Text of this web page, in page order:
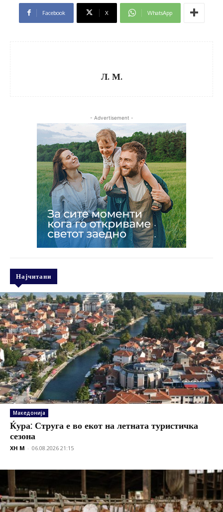
Facebook X WhatsApp
Л. М.
- Advertisement -
Најчитани
Македонија
Ќура: Струга е во екот на летната туристичка
сезона
XH M - 06.08.2026 21:15